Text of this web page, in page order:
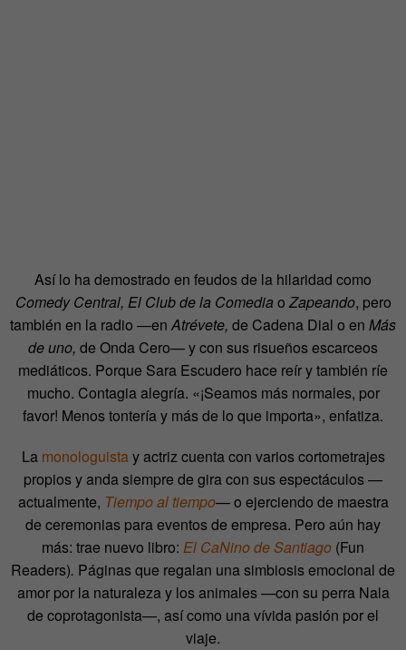
Así lo ha demostrado en feudos de la hilaridad como
Comedy Central, El Club de la Comedia oZapeando, pero
también en la radio —enAtrévete, de Cadena Dial o en Más
de uno, de Onda Cero— y con sus risueños escarceos
mediáticos. Porque Sara Escudero hace reír y también ríe
mucho. Contagia alegría. «¡Seamos más normales, por
favor! Menos tontería y más de lo que importa», enfatiza.
La monologuistay actriz cuenta con varios cortometrajes
propios y anda siempre de gira con sus espectáculos —
actualmente, Tiempo al tiempo— o ejerciendo de maestra
de ceremonias para eventos de empresa. Pero aún hay
más: trae nuevo libro: El CaNino de Santiago (Fun
Readers). Páginas que regalan una simbiosis emocional de
amor por la naturaleza y los animales —con su perra Nala
de coprotagonista—, así como una vívida pasión por el
viaje.